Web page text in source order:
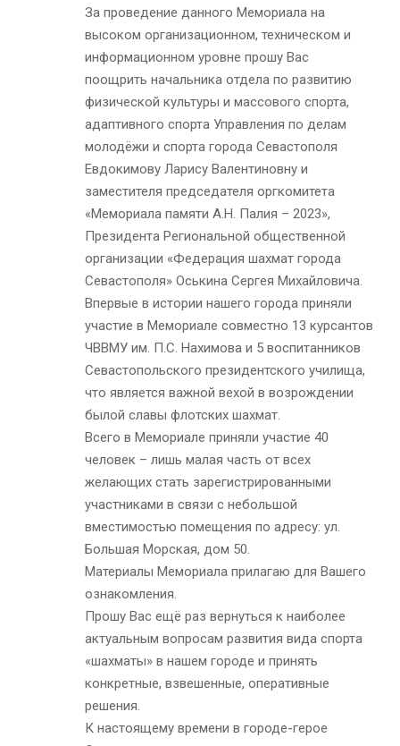
За проведение данного Мемориала на
высоком организационном, техническом и
информационном уровне прошу Вас
поощрить начальника отдела по развитию
физической культуры и массового спорта,
адаптивного спорта Управления по делам
молодёжи и спорта города Севастополя
Евдокимову Ларису Валентиновну и
заместителя председателя оргкомитета
«Мемориала памяти А.Н. Палия – 2023»,
Президента Региональной общественной
организации «Федерация шахмат города
Севастополя» Оськина Сергея Михайловича.
Впервые в истории нашего города приняли
участие в Мемориале совместно 13 курсантов
ЧВВМУ им. П.С. Нахимова и 5 воспитанников
Севастопольского президентского училища,
что является важной вехой в возрождении
былой славы флотских шахмат.
Всего в Мемориале приняли участие 40
человек – лишь малая часть от всех
желающих стать зарегистрированными
участниками в связи с небольшой
вместимостью помещения по адресу: ул.
Большая Морская, дом 50.
Материалы Мемориала прилагаю для Вашего
ознакомления.
Прошу Вас ещё раз вернуться к наиболее
актуальным вопросам развития вида спорта
«шахматы» в нашем городе и принять
конкретные, взвешенные, оперативные
решения.
К настоящему времени в городе-герое